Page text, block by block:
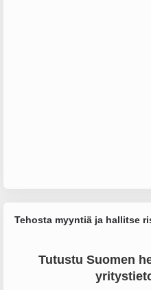
Tehosta myyntiä ja hallitse
Tutustu Suomen